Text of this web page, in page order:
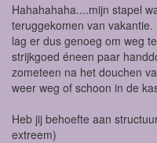
Hahahahaha....mijn stapel
teruggekomen van
lag er dus genoeg om weg
strijkgoed éneen paar
zometeen na het douchen
weer weg of schoon in de
Heb jij behoefte aan
extreem)